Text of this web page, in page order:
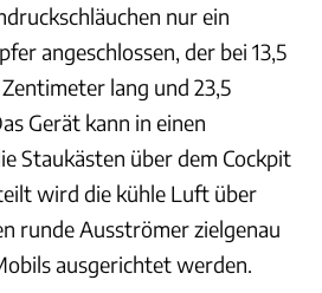
nur ein
angeschlossen, der bei 13,5
lang und 23,5
Gerät kann in einen
Staukästen über dem Cockpit
wird die kühle Luft über
runde Ausströmer zielgenau
ausgerichtet werden.